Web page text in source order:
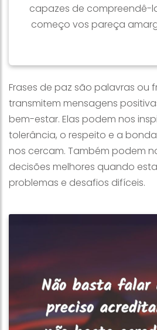
capazes de compreendê-
começo vos pareça
Frases de paz são palavras ou
transmitem mensagens
bem-estar. Elas podem nos
tolerância, o respeito e a
nos cercam. Também podem
decisões melhores quando
problemas e desafios difíceis.